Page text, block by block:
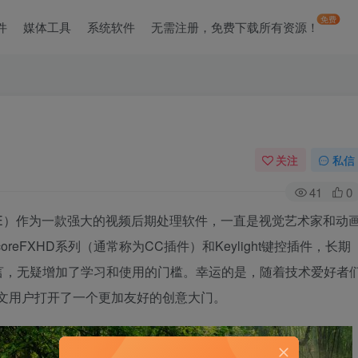
媒体工具 系统软件 无需注册，免费下载所有资源！免费
关注 私信
41 0
作为一款强大的视频后期处理软件，一直是视觉艺术家和动
系列（通常称为CC插件）和Keylight键控插件，长期
无疑增加了学习和使用的门槛。幸运的是，随着技术爱好者
户打开了一个更加友好的创意大门。